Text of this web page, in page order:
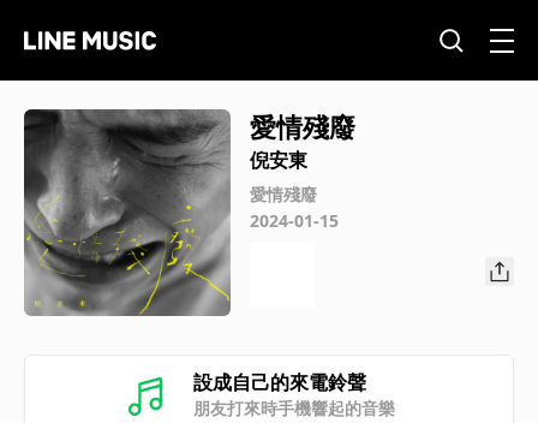
愛情殘廢
倪安東
愛情殘廢
2024-01-15
設成自己的來電鈴聲
朋友打來時手機響起的音樂